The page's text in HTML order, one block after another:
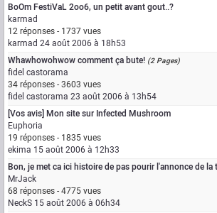
BoOm FestiVaL 2oo6, un petit avant gout..?
karmad
12 réponses - 1737 vues
karmad 24 août 2006 à 18h53
Whawhowohwow comment ça bute! (2 Pages)
fidel castorama
34 réponses - 3603 vues
fidel castorama 23 août 2006 à 13h54
[Vos avis] Mon site sur Infected Mushroom
Euphoria
19 réponses - 1835 vues
ekima 15 août 2006 à 12h33
Bon, je met ca ici histoire de pas pourir l'annonce de la
MrJack
68 réponses - 4775 vues
NeckS 15 août 2006 à 06h34